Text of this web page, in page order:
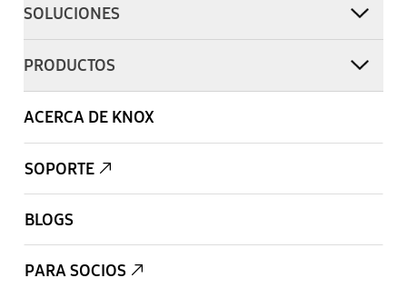
SOLUCIONES
PRODUCTOS
ACERCA DE KNOX
SOPORTE
BLOGS
PARA SOCIOS